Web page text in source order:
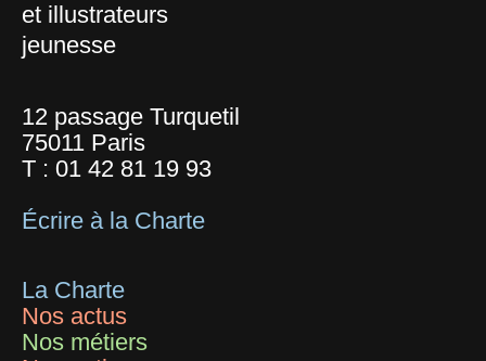
et illustrateurs
jeunesse
12 passage Turquetil
75011 Paris
T : 01 42 81 19 93
Écrire à la Charte
La Charte
Nos actus
Nos métiers